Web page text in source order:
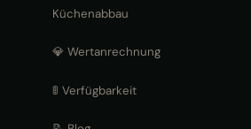
Küchenabbau
💎 Wertanrechnung
🚦 Verfügbarkeit